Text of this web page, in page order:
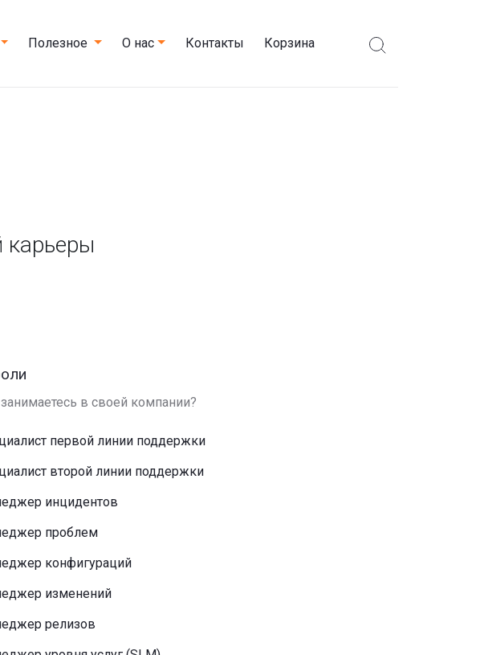
Полезное О нас Контакты Корзина
в своей компании?
первой линии поддержки
второй линии поддержки
инцидентов
проблем
конфигураций
изменений
релизов